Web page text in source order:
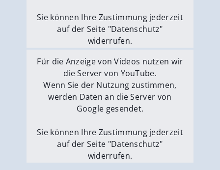
Sie können Ihre Zustimmung jederzeit
auf der Seite "Datenschutz"
widerrufen.
Externe Medien erlauben
Für die Anzeige von Videos nutzen wir
die Server von YouTube.
Wenn Sie der Nutzung zustimmen,
werden Daten an die Server von
Google gesendet.
Sie können Ihre Zustimmung jederzeit
auf der Seite "Datenschutz"
widerrufen.